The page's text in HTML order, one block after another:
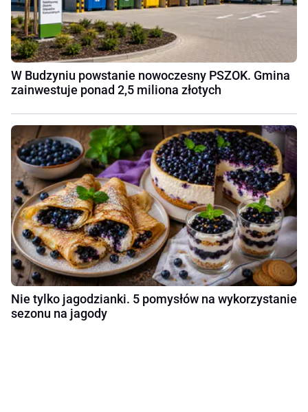
W Budzyniu powstanie nowoczesny PSZOK. Gmina
zainwestuje ponad 2,5 miliona złotych
Nie tylko jagodzianki. 5 pomysłów na wykorzystanie
sezonu na jagody